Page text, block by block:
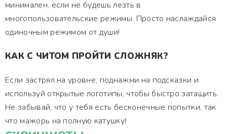
минимален, если не будешь лезть в
многопользовательские режимы. Просто наслаждайся
одиночным режимом от души!
КАК С ЧИТОМ ПРОЙТИ СЛОЖНЯК?
Если застрял на уровне, поднажми на подсказки и
используй открытые логотипы, чтобы быстро затащить.
Не забывай, что у тебя есть бесконечные попытки, так
что мажорь на полную катушку!